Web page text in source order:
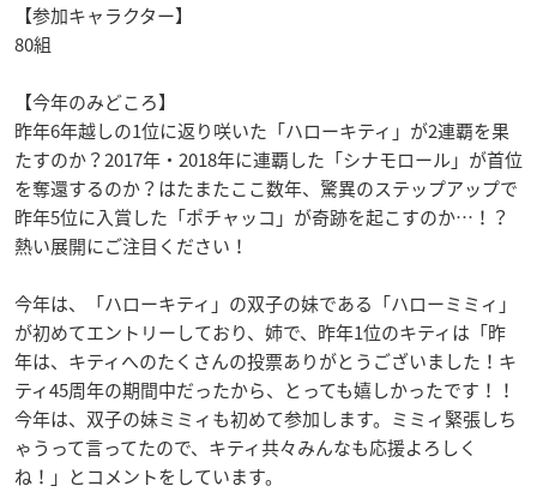
【参加キャラクター】
80組
【今年のみどころ】
昨年6年越しの1位に返り咲いた「ハローキティ」が2連覇を果
たすのか？2017年・2018年に連覇した「シナモロール」が首位
を奪還するのか？はたまたここ数年、驚異のステップアップで
昨年5位に入賞した「ポチャッコ」が奇跡を起こすのか…！？
熱い展開にご注目ください！
今年は、「ハローキティ」の双子の妹である「ハローミミィ」
が初めてエントリーしており、姉で、昨年1位のキティは「昨
年は、キティへのたくさんの投票ありがとうございました！キ
ティ45周年の期間中だったから、とっても嬉しかったです！！
今年は、双子の妹ミミィも初めて参加します。ミミィ緊張しち
ゃうって言ってたので、キティ共々みんなも応援よろしく
ね！」とコメントをしています。